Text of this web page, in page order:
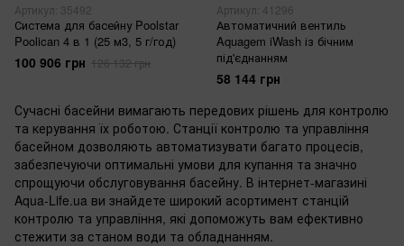
Артикул: 35492
Система для басейну Poolstar
Poolican 4 в 1 (25 м3, 5 г/год)
100 906 грн 126 132 грн
Артикул: 41296
Автоматичний вентиль
Aquagem iWash із бічним
під'єднанням
58 144 грн
Сучасні басейни вимагають передових рішень для контролю
та керування їх роботою. Станції контролю та управління
басейном дозволяють автоматизувати багато процесів,
забезпечуючи оптимальні умови для купання та значно
спрощуючи обслуговування басейну. В інтернет-магазині
Aqua-Life.ua ви знайдете широкий асортимент станцій
контролю та управління, які допоможуть вам ефективно
стежити за станом води та обладнанням.